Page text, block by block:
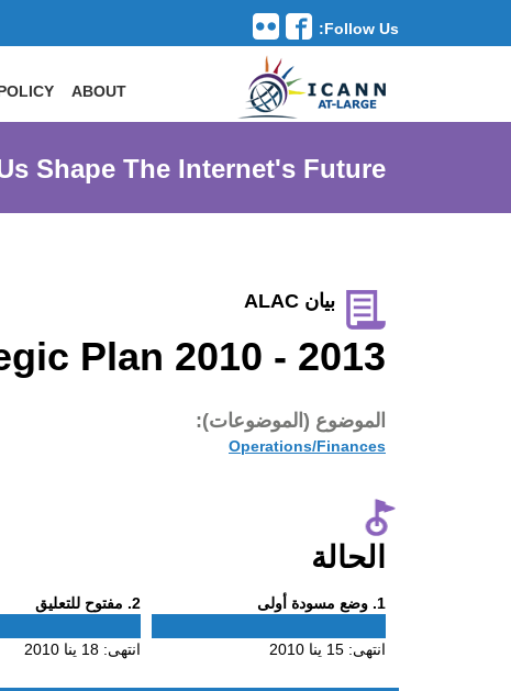
Follow Us:
Toggle navigation
ABOUT
Shape The Internet's Future
بيان ALAC
Plan 2010 - 2013
الموضوع (الموضوعات):
Operations/Finances
الحالة
1
Phase
. وضع مسودة أولى
انتهى: 15 ينا 2010
2
Phase
. مفتوح للتعليق
انتهى:18 ينا 2010